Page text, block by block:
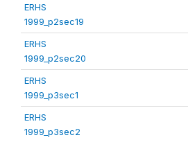
ERHS
1999_p2sec19
ERHS
1999_p2sec20
ERHS
1999_p3sec1
ERHS
1999_p3sec2